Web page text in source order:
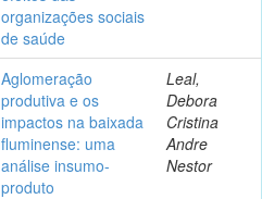
organizações sociais
de saúde
Aglomeração
produtiva e os
impactos na baixada
fluminense: uma
análise insumo-
produto
Leal,
Debora
Cristina
Andre
Nestor